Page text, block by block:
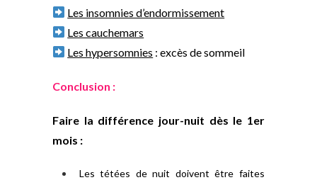
Les insomnies d’endormissement
Les cauchemars
Les hypersomnies : excès de sommeil
Conclusion :
Faire la différence jour-nuit dès le 1er
mois :
Les tétées de nuit doivent être faites